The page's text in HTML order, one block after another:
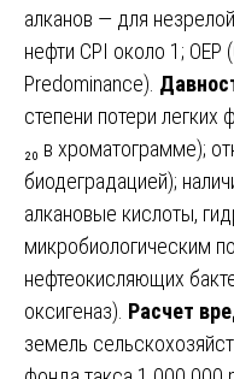
алканов — для
нефти CPI около 1; OEP
Predominance).
степени потери легких
₂₀ в хроматограмме);
биодеградацией);
алкановые кислоты,
микробиологическим
нефтеокисляющих
оксигеназ). Расчет
земель